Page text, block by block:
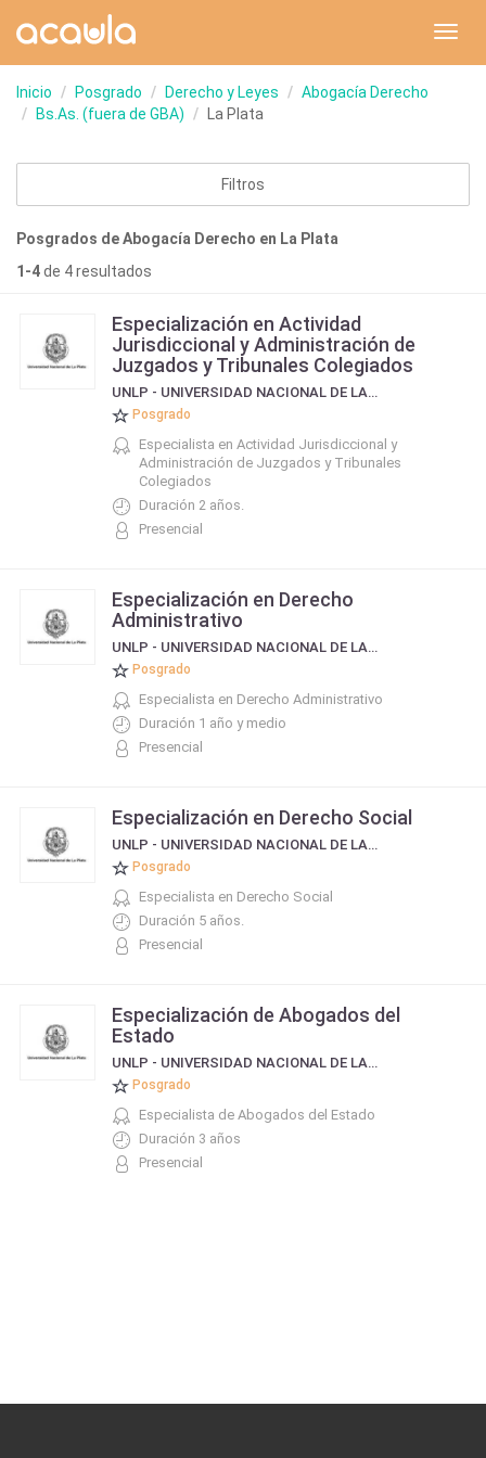
Inicio Posgrado Derecho y Leyes
Abogacía Derecho
Bs.As. (fuera de GBA)
La Plata
Filtros
Posgrados de Abogacía Derecho en La Plata
1-4de 4 resultados
Especialización en Actividad
Jurisdiccional y Administración de
Juzgados y Tribunales Colegiados
UNLP - UNIVERSIDAD NACIONAL DE LA PLATA
Posgrado
Especialista en Actividad Jurisdiccional y
Administración de Juzgados y Tribunales
Colegiados
Duración 2 años.
Presencial
Especialización en Derecho
Administrativo
UNLP - UNIVERSIDAD NACIONAL DE LA PLATA
Posgrado
Especialista en Derecho Administrativo
Duración 1 año y medio
Presencial
Especialización en Derecho Social
UNLP - UNIVERSIDAD NACIONAL DE LA PLATA
Posgrado
Especialista en Derecho Social
Duración 5 años.
Presencial
Especialización de Abogados del
Estado
UNLP - UNIVERSIDAD NACIONAL DE LA PLATA
Posgrado
Especialista de Abogados del Estado
Duración 3 años
Presencial